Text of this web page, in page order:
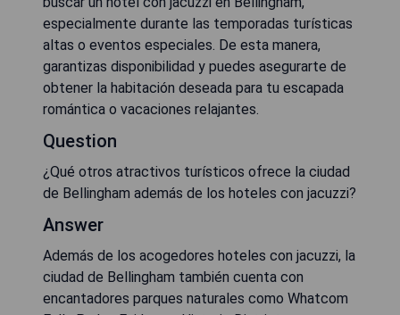
especialmente durante las temporadas turísticas
altas o eventos especiales. De esta manera,
garantizas disponibilidad y puedes asegurarte de
obtener la habitación deseada para tu escapada
romántica o vacaciones relajantes.
Question
¿Qué otros atractivos turísticos ofrece la ciudad
de Bellingham además de los hoteles con jacuzzi?
Answer
Además de los acogedores hoteles con jacuzzi, la
ciudad de Bellingham también cuenta con
encantadores parques naturales como Whatcom